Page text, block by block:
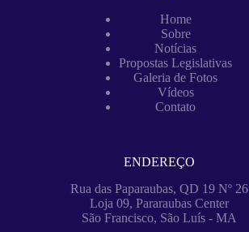
Home
Sobre
Notícias
Propostas Legislativas
Galeria de Fotos
Vídeos
Contato
ENDEREÇO
Rua das Paparaubas, QD 19 Nº 26
Loja 09, Pararaubas Center
São Francisco, São Luís - MA